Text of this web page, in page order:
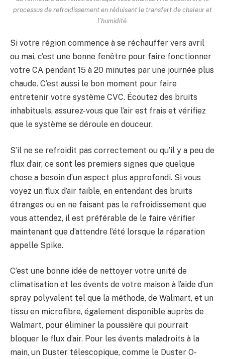
processus de refroidissement en réduisant le transfert de chaleur et
l’humidité.
Si votre région commence à se réchauffer vers avril
ou mai, c’est une bonne fenêtre pour faire fonctionner
votre CA pendant 15 à 20 minutes par une journée plus
chaude. C’est aussi le bon moment pour faire
entretenir votre système CVC. Écoutez des bruits
inhabituels, assurez-vous que l’air est frais et vérifiez
que le système se déroule en douceur.
S’il ne se refroidit pas correctement ou qu’il y a peu de
flux d’air, ce sont les premiers signes que quelque
chose a besoin d’un aspect plus approfondi. Si vous
voyez un flux d’air faible, en entendant des bruits
étranges ou en ne faisant pas le refroidissement que
vous attendez, il est préférable de le faire vérifier
maintenant que d’attendre l’été lorsque la réparation
appelle Spike.
C’est une bonne idée de nettoyer votre unité de
climatisation et les évents de votre maison à l’aide d’un
spray polyvalent tel que la méthode, de Walmart, et un
tissu en microfibre, également disponible auprès de
Walmart, pour éliminer la poussière qui pourrait
bloquer le flux d’air. Pour les évents maladroits à la
main, un Duster télescopique, comme le Duster O-